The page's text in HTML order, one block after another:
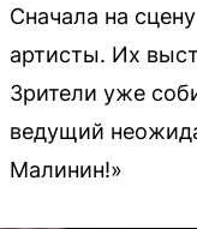
Сначала на
артисты. Их
Зрители уже
ведущий
Малинин!»